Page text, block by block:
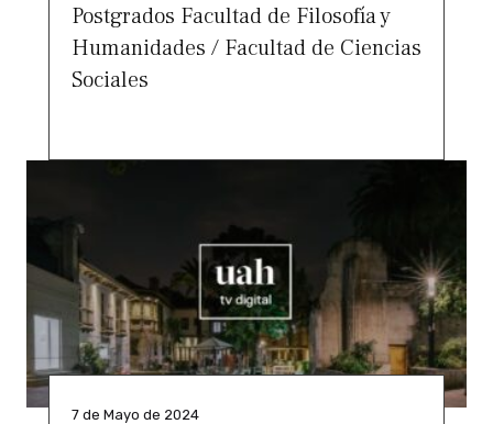
Postgrados Facultad de Filosofía y
Humanidades / Facultad de Ciencias
Sociales
7 de Mayo de 2024